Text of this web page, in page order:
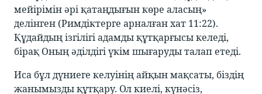
мейірімін әрі қатаңдығын көре аласың»
делінген (Римдіктерге арналған хат 11:22).
Құдайдың ізгілігі адамды құтқарғысы келеді,
бірақ Оның әділдігі үкім шығаруды талап етеді.
Иса бұл дүниеге келуінің айқын мақсаты, біздің
жанымызды құтқару. Ол киелі, күнәсіз,